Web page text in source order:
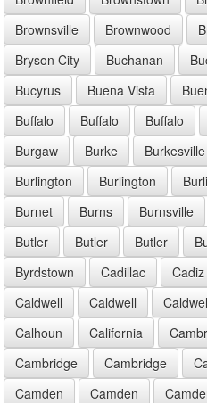
Brownsville
Brownwood
Bryson City
Buchanan
Bucyrus
Buena Vista
Buffalo
Buffalo Buffalo
Burgaw
Burke Burkesville
Burlington
Burlington
Burnet
Burns Burnsville
Butler
Butler Butler
Byrdstown
Cadillac Cadiz
Caldwell
Caldwell
Calhoun
California
Cambridge
Cambridge
Camden
Camden